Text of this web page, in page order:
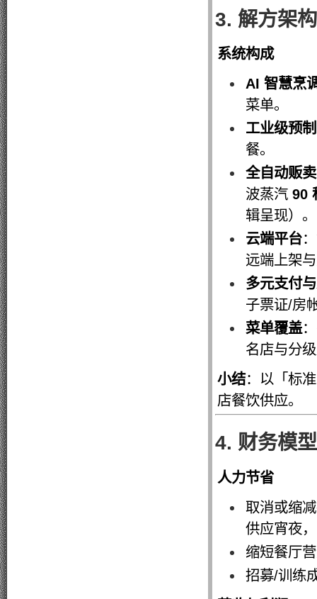
3. 解方架
系统构成
AI 智慧烹
菜单。
工业级预
餐。
全自动贩
波蒸汽 90
辑呈现）。
云端平台
远端上架
多元支付
子票证/房
菜单覆盖
名店与分
小结：以「标
店餐饮供应。
4. 财务模
人力节省
取消或缩
供应宵夜
缩短餐厅
招募/训练